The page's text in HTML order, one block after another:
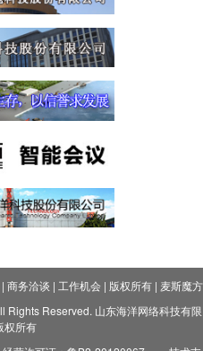
| 商务洽谈 | 工作机会| 版权所有| 麦斯魔方
Reserved. 山东海洋网络科技有限
权所有